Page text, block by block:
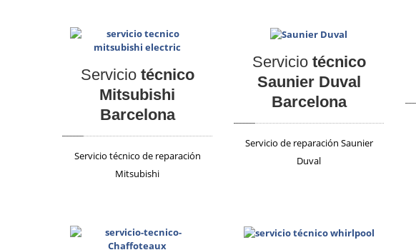
Serviciotécnico
Mitsubishi
Barcelona
Servicio técnico de reparación
Mitsubishi
Serviciotécnico
Saunier Duval
Barcelona
Servicio de reparación Saunier
Duval